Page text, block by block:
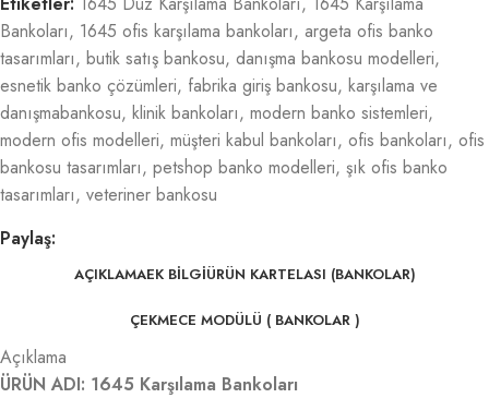
Bankoları, 1645 ofis karşılama bankoları, argeta ofis banko
tasarımları, butik satış bankosu, danışma bankosu modelleri,
esnetik banko çözümleri, fabrika giriş bankosu, karşılama ve
danışmabankosu, klinik bankoları, modern banko sistemleri,
modern ofis modelleri, müşteri kabul bankoları, ofis bankoları, ofis
bankosu tasarımları, petshop banko modelleri, şık ofis banko
tasarımları, veteriner bankosu
Paylaş:
AÇIKLAMAEK BILGIÜRÜN KARTELASI (BANKOLAR)
ÇEKMECE MODÜLÜ ( BANKOLAR )
Açıklama
ÜRÜN ADI: 1645 Karşılama Bankoları